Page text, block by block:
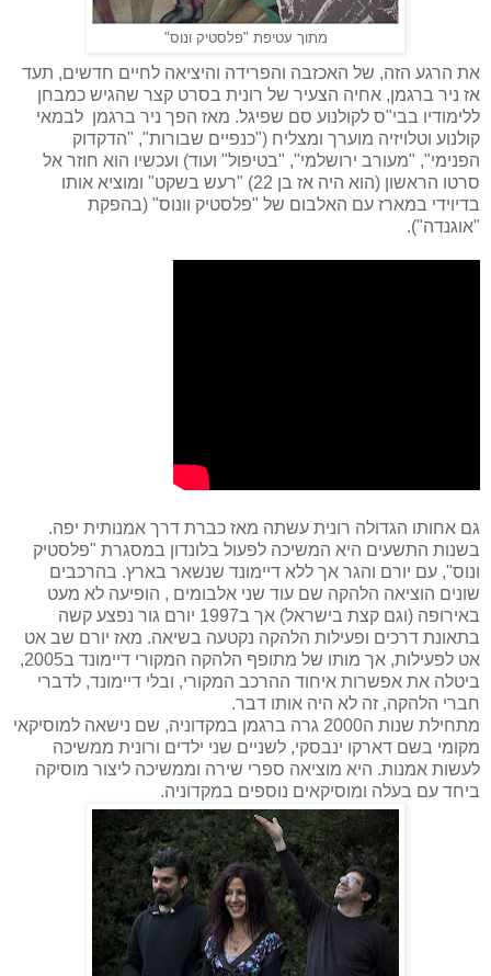
מתוך עטיפת "פלסטיק ונוס"
את הרגע הזה, של האכזבה והפרידה והיציאה לחיים חדשים, תעד
אז ניר ברגמן, אחיה הצעיר של רונית בסרט קצר שהגיש כמבחן
ללימודיו בבי"ס לקולנוע סם שפיגל. מאז הפך ניר ברגמן לבמאי
קולנוע וטלויזיה מוערך ומצליח ("כנפיים שבורות", "הדקדוק
הפנימי", "מעורב ירושלמי", "בטיפול" ועוד) ועכשיו הוא חוזר אל
סרטו הראשון (הוא היה אז בן 22) "רעש בשקט" ומוציא אותו
בדיוידי במארז עם האלבום של "פלסטיק וונוס" (בהפקת
"אוגנדה").
גם אחותו הגדולה רונית עשתה מאז כברת דרך אמנותית יפה.
בשנות התשעים היא המשיכה לפעול בלונדון במסגרת "פלסטיק
ונוס", עם יורם והגר אך ללא דיימונד שנשאר בארץ. בהרכבים
שונים הוציאה הלהקה שם עוד שני אלבומים , הופיעה לא מעט
באירופה (וגם קצת בישראל) אך ב1997 יורם גור נפצע קשה
בתאונת דרכים ופעילות הלהקה נקטעה בשיאה. מאז יורם שב אט
אט לפעילות, אך מותו של מתופף הלהקה המקורי דיימונד ב2005,
ביטלה את אפשרות איחוד ההרכב המקורי, ובלי דיימונד, לדברי
חברי הלהקה, זה לא היה אותו דבר.
מתחילת שנות ה2000 גרה ברגמן במקדוניה, שם נישאה למוסיקאי
מקומי בשם דארקו ינבסקי, לשניים שני ילדים ורונית ממשיכה
לעשות אמנות. היא מוציאה ספרי שירה וממשיכה ליצור מוסיקה
ביחד עם בעלה ומוסיקאים נוספים במקדוניה.